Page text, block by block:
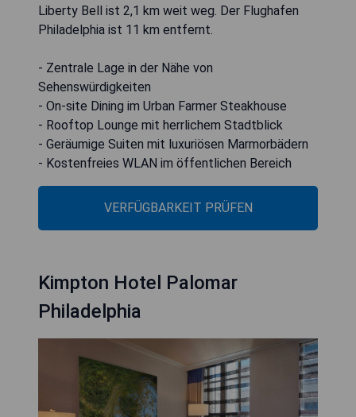
Liberty Bell ist 2,1 km weit weg. Der Flughafen
Philadelphia ist 11 km entfernt.
- Zentrale Lage in der Nähe von
Sehenswürdigkeiten
- On-site Dining im Urban Farmer Steakhouse
- Rooftop Lounge mit herrlichem Stadtblick
- Geräumige Suiten mit luxuriösen Marmorbädern
- Kostenfreies WLAN im öffentlichen Bereich
VERFÜGBARKEIT PRÜFEN
Kimpton Hotel Palomar
Philadelphia